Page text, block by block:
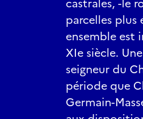
castrales, -le
parcelles
ensemble est
XIe siècle.
seigneur du
période que
Germain-